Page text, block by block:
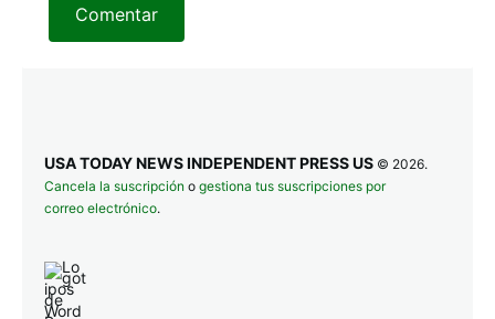
Comentar
USA TODAY NEWS INDEPENDENT PRESS US © 2026.
Cancela la suscripción o gestiona tus suscripciones por
correo electrónico.